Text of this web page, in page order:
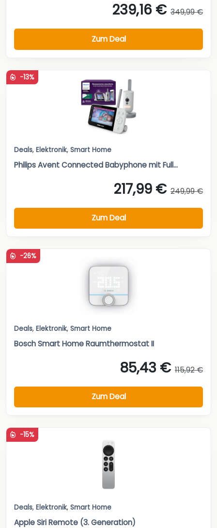
239,16 € 349,99 €
Zum Deal
-13%
Deals, Elektronik, Smart Home
Philips Avent Connected Babyphone mit Full...
217,99 € 249,99 €
Zum Deal
-26%
Deals, Elektronik, Smart Home
Bosch Smart Home Raumthermostat II
85,43 € 115,92 €
Zum Deal
-15%
Deals, Elektronik, Smart Home
Apple Siri Remote (3. Generation)